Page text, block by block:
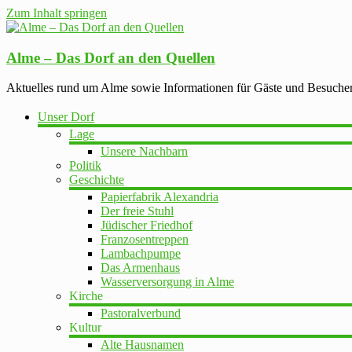
Zum Inhalt springen
Alme – Das Dorf an den Quellen
Aktuelles rund um Alme sowie Informationen für Gäste und
Unser Dorf
Lage
Unsere Nachbarn
Politik
Geschichte
Papierfabrik Alexandria
Der freie Stuhl
Jüdischer Friedhof
Franzosentreppen
Lambachpumpe
Das Armenhaus
Wasserversorgung in Alme
Kirche
Pastoralverbund
Kultur
Alte Hausnamen